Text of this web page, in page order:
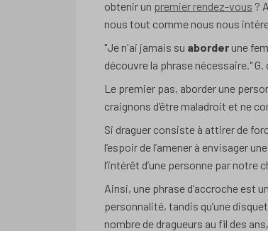
obtenir un premier rendez-vous ?
nous tout comme nous nous
"Je n'ai jamais su aborder une
découvre la phrase nécessaire."
Le premier pas, aborder une
craignons d’être maladroit et ne
Si draguer consiste à attirer de
l’espoir de l’amener à envisager
l’intérêt d’une personne par
Ainsi, une phrase d’accroche est
personnalité, tandis qu’une
nombre de dragueurs au fil des